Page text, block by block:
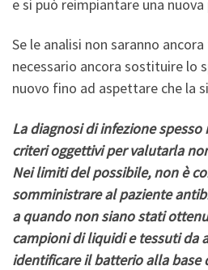
e si può reimpiantare una
Se le analisi non saranno
necessario ancora sostituire lo
nuovo fino ad aspettare che la
La diagnosi di infezione
criteri oggettivi per valutarla
Nei limiti del possibile, non è
somministrare al paziente
a quando non siano stati
campioni di liquidi e tessuti da
identificare il batterio alla base